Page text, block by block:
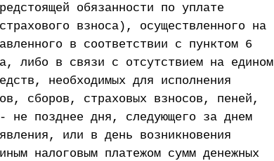
обязанности по уплате
взноса), осуществленного на
в соответствии с пунктом 6
либо в связи с отсутствием на едином
необходимых для исполнения
сборов, страховых взносов, пеней,
позднее дня, следующего за днем
или в день возникновения
налоговым платежом сумм денежных